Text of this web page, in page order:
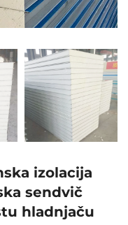
izolacija
sendvič
hladnjaču